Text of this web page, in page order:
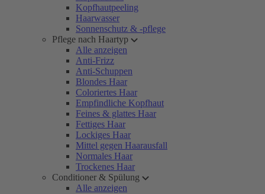
Kopfhautpeeling
Haarwasser
Sonnenschutz & -pflege
Pflege nach Haartyp
Alle anzeigen
Anti-Frizz
Anti-Schuppen
Blondes Haar
Coloriertes Haar
Empfindliche Kopfhaut
Feines & glattes Haar
Fettiges Haar
Lockiges Haar
Mittel gegen Haarausfall
Normales Haar
Trockenes Haar
Conditioner & Spülung
Alle anzeigen